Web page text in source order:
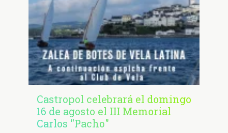
Castropol celebrará el domingo
16 de agosto el III Memorial
Carlos "Pacho"